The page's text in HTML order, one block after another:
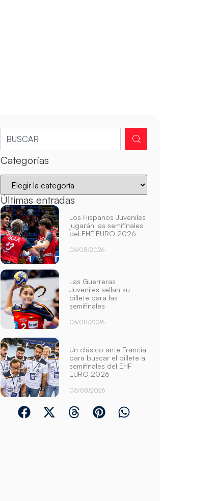
Categorías
Últimas entradas
Los Hispanos Juveniles
jugarán las semifinales
del EHF EURO 2026
06/08/2026
Las Guerreras
Juveniles sellan su
billete para las
semifinales
06/08/2026
Un clásico ante Francia
para buscar el billete a
semifinales del EHF
EURO 2026
05/08/2026